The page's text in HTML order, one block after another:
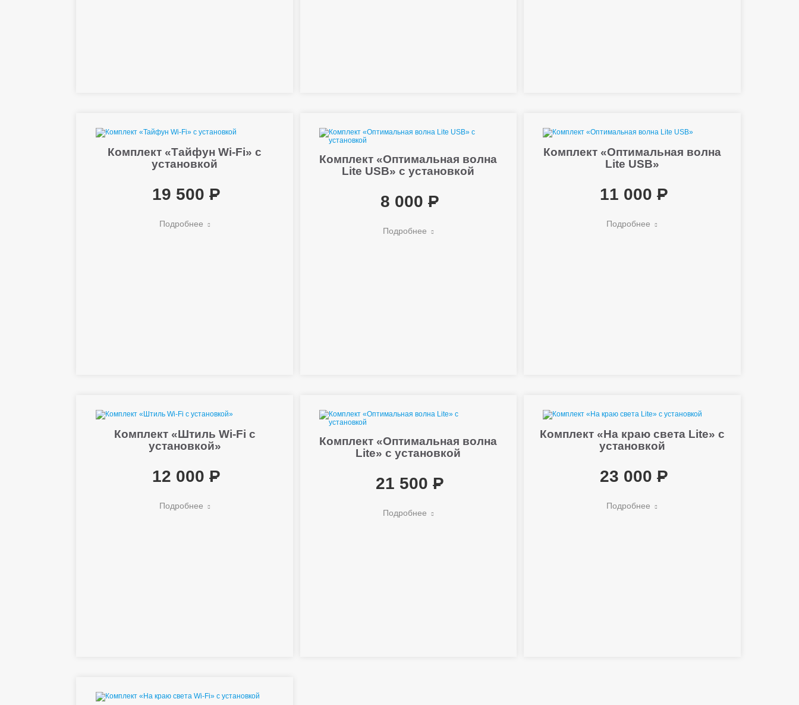
Комплект «Тайфун Wi-Fi» с
установкой
19 500
Подробнее
Комплект «Оптимальная волна
Lite USB» с установкой
8 000
Подробнее
Комплект «Оптимальная волна
Lite USB»
11 000
Подробнее
Комплект «Штиль Wi-Fi с
установкой»
12 000
Подробнее
Комплект «Оптимальная волна
Lite» с установкой
21 500
Подробнее
Комплект «На краю света Lite» с
установкой
23 000
Подробнее